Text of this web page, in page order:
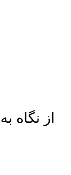
از نگاه